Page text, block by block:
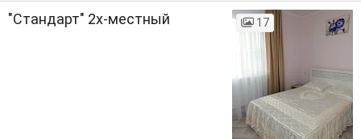
"Стандарт" 2х-местный 17